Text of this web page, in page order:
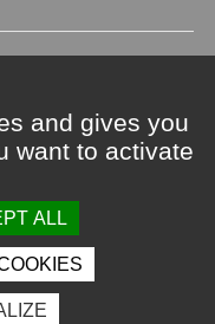
Photothèque
and gives you
want to activate
ALL